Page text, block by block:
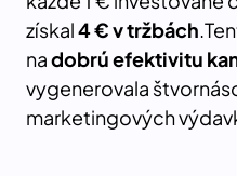
získal4 € v tržbách
nadobrú efektivitu
vygenerovala
marketingových